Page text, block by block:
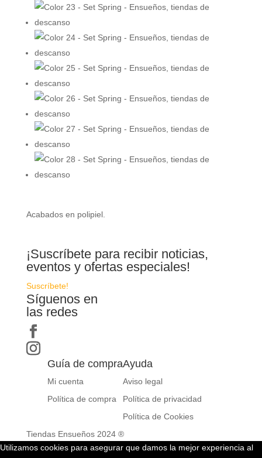
Acabados en polipiel.
¡Suscríbete para recibir noticias,
eventos y ofertas especiales!
Suscríbete!
Síguenos en
las redes
Guía de compra
Mi cuenta
Política de compra
Ayuda
Aviso legal
Política de privacidad
Política de Cookies
Tiendas Ensueños 2024 ®
Utilizamos cookies para asegurar que damos la mejor experiencia al